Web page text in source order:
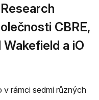
CBRE,
a iO
v rámci sedmi různých